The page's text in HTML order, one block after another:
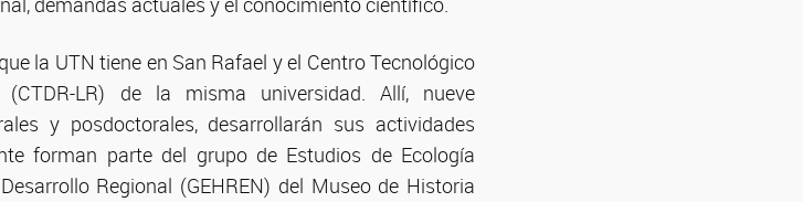
la UTN tiene en San Rafael y el Centro Tecnológico
LR) de la misma universidad. Allí, nueve
y posdoctorales, desarrollarán sus actividades
forman parte del grupo de Estudios de Ecología
Regional (GEHREN) del Museo de Historia